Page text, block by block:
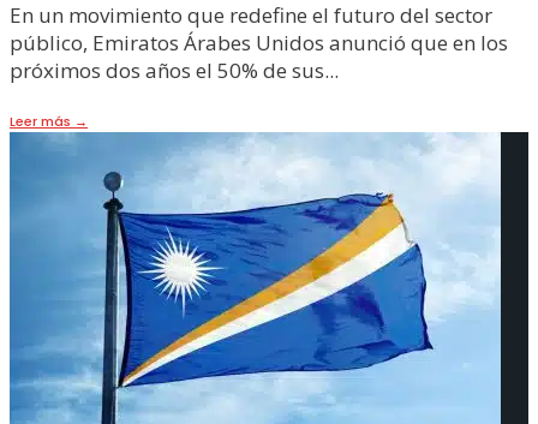
En un movimiento que redefine el futuro del sector
público, Emiratos Árabes Unidos anunció que en los
próximos dos años el 50% de sus...
Leer más →